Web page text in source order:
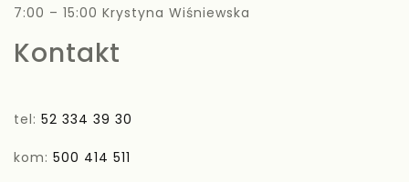
7:00 – 15:00 Krystyna Wiśniewska
Kontakt
tel: 52 334 39 30
kom: 500 414 511